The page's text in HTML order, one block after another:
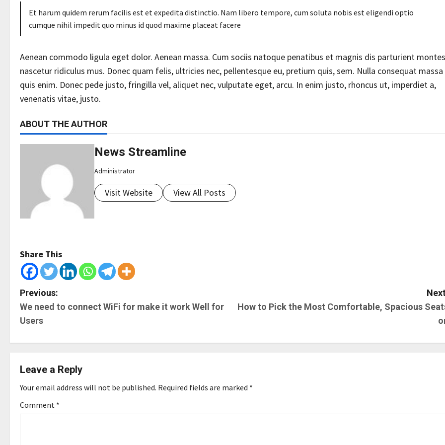
Et harum quidem rerum facilis est et expedita distinctio. Nam libero tempore, cum soluta nobis est eligendi optio
cumque nihil impedit quo minus id quod maxime placeat facere
Aenean commodo ligula eget dolor. Aenean massa. Cum sociis natoque penatibus et magnis dis parturient
nascetur ridiculus mus. Donec quam felis, ultricies nec, pellentesque eu, pretium quis, sem. Nulla consequat massa
quis enim. Donec pede justo, fringilla vel, aliquet nec, vulputate eget, arcu. In enim justo, rhoncus ut, imperdiet a,
venenatis vitae, justo.
ABOUT THE AUTHOR
News Streamline
Administrator
Visit Website View All Posts
Share This
P
o
a
Previous:
We need to connect WiFi for make it work Well for
Users
How to Pick the Most Comfortable, Spacious
Leave a Reply
Your email address will not be published. Required fields are marked *
Comment *